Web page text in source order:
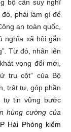
bộ cần suy nghĩ
phải làm gì để
an toàn quốc,
nghĩa xã hội gắn
Từ đó, nhân lên
vọng đổi mới,
trụ cột” của Bộ
trật tự, góp phần
tự tin vững bước
hùng cường của
Hải Phòng kiểm